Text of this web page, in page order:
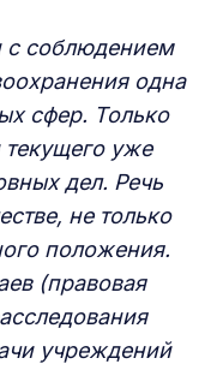
с соблюдением
одна
сфер. Только
уже
дел. Речь
не только
положения.
(правовая
учреждений